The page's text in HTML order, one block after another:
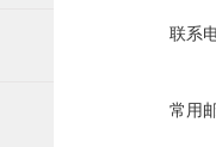
联系
常用